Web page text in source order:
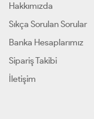
Hakkımızda
Sıkça Sorulan Sorular
Banka Hesaplarımız
Sipariş Takibi
İletişim